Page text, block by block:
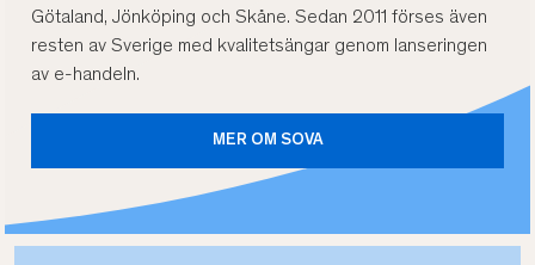
Götaland, Jönköping och Skåne. Sedan 2011 förses även
resten av Sverige med kvalitetsängar genom lanseringen
av e-handeln.
MER OM SOVA